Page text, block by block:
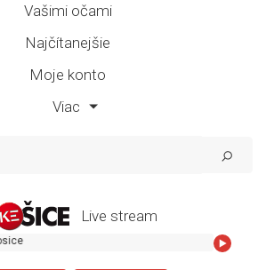
Vašimi očami
Najčítanejšie
Moje konto
Viac
Live stream